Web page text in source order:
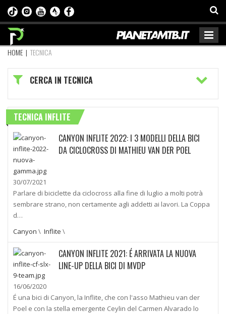
HOME | TECNICA
CERCA IN TECNICA
TECNICA INFLITE
CANYON INFLITE 2022: I 3 MODELLI DELLA BICI
DA CICLOCROSS DI MATHIEU VAN DER POEL
30/07/2021
Parlare di biciclette da ciclocross alla fine di luglio a molti potrà
sembrare strano, non certamente agli addetti ai lavori. La Coppa
d…
Canyon \ Inflite \
CANYON INFLITE 2021: É ARRIVATA LA NUOVA
LINE-UP DELLA BICI DI MVDP
16/06/2020
É una bici di Canyon, la Inflite, che con l'asso Mathieu van der
Poel e con la stella emergente Ceylin del Carmen Alvarado lo